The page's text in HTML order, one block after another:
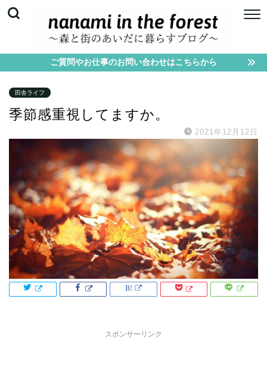
ご質問やお仕事のお問い合わせはこちらから
田舎ライフ
季節感重視してますか。
2021年12月12日
スポンサーリンク